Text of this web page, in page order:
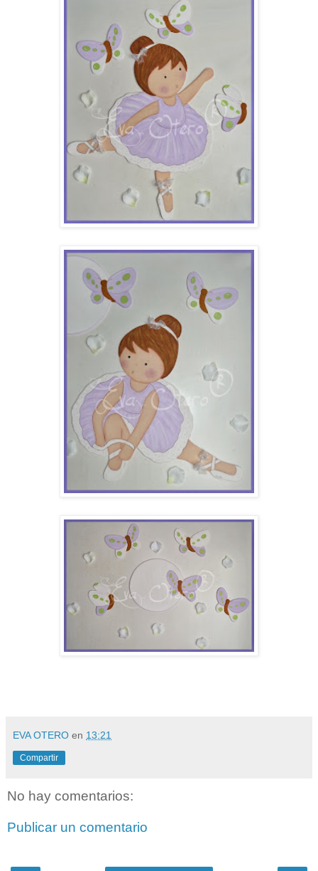
EVA OTERO en 13:21
Compartir
No hay comentarios:
Publicar un comentario